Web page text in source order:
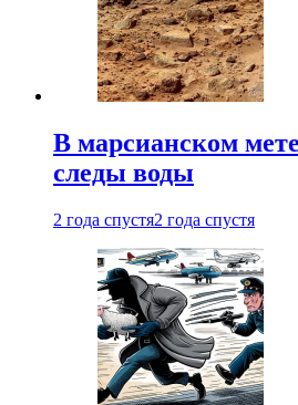
В марсианском
следы воды
2 года спустя2 года спустя